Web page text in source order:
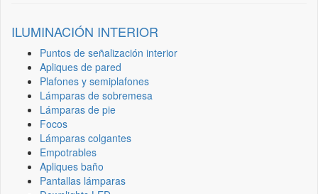
ILUMINACIÓN INTERIOR
Puntos de señalización interior
Apliques de pared
Plafones y semiplafones
Lámparas de sobremesa
Lámparas de pie
Focos
Lámparas colgantes
Empotrables
Apliques baño
Pantallas lámparas